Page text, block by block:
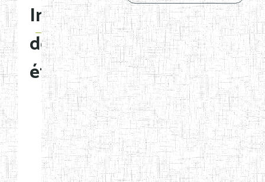
Immatriculation
des
établissements
Etablissements
d'enseignement
normal